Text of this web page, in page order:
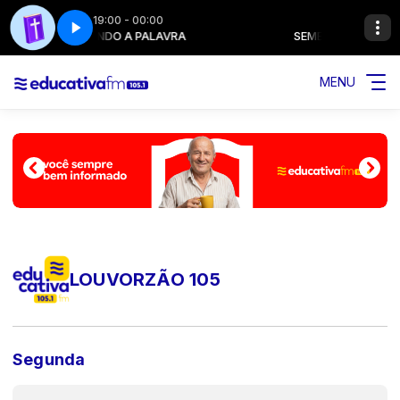
19:00 - 00:00
SEMEANDO A PALAVRA SEMEANDO A
MENU
LOUVORZÃO 105
Segunda